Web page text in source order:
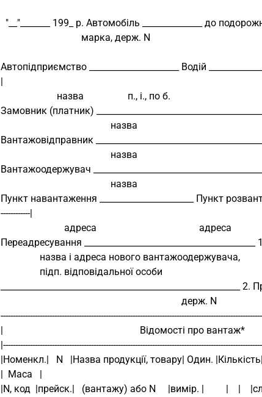
"__"_______ 199_ р. Автомобіль ______________ до подорожнього листа N
марка, держ. N
Автопідприємство _____________________ Водій
|
назва                  п., і., по б.
Замовник (платник)
назва
Вантажовідправник
назва
Вантажоодержувач
назва
Пункт навантаження ______________________ Пункт
------------|
адреса                                          адреса
Переадресування
назва і адреса нового вантажоодержувача,
підп. відповідальної особи
________________________________________________________
|                                                        Відомості про вантаж*
|Номенкл.|   N   |Назва продукції, товару| Один.
|  Маса   |
|N, код  |прейск.|   (вантажу) або N     |вимір. |         |    |